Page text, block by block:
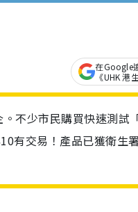
在Google
《UHK 港
不少市民購買快速測試
有交易！產品已獲衛生